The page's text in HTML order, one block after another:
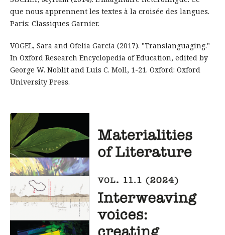
que nous apprennent les textes à la croisée des langues.
Paris: Classiques Garnier.
VOGEL, Sara and Ofelia García (2017). "Translanguaging."
In Oxford Research Encyclopedia of Education, edited by
George W. Noblit and Luis C. Moll, 1-21. Oxford: Oxford
University Press.